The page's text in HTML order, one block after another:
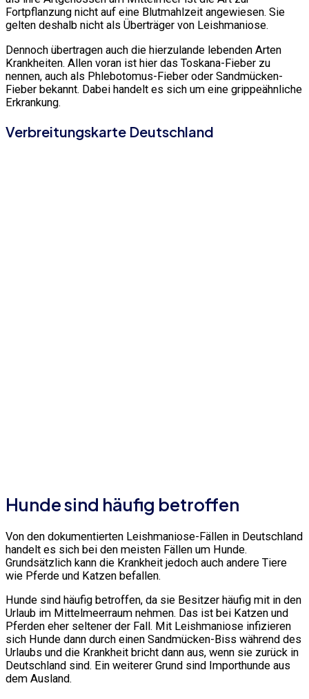
Fortpflanzung nicht auf eine Blutmahlzeit angewiesen. Sie
gelten deshalb nicht als Überträger von Leishmaniose.
Dennoch übertragen auch die hierzulande lebenden Arten
Krankheiten. Allen voran ist hier das Toskana-Fieber zu
nennen, auch als Phlebotomus-Fieber oder Sandmücken-
Fieber bekannt. Dabei handelt es sich um eine grippeähnliche
Erkrankung.
Verbreitungskarte Deutschland
Hunde sind häufig betroffen
Von den dokumentierten Leishmaniose-Fällen in Deutschland
handelt es sich bei den meisten Fällen um Hunde.
Grundsätzlich kann die Krankheit jedoch auch andere Tiere
wie Pferde und Katzen befallen.
Hunde sind häufig betroffen, da sie Besitzer häufig mit in den
Urlaub im Mittelmeerraum nehmen. Das ist bei Katzen und
Pferden eher seltener der Fall. Mit Leishmaniose infizieren
sich Hunde dann durch einen Sandmücken-Biss während des
Urlaubs und die Krankheit bricht dann aus, wenn sie zurück in
Deutschland sind. Ein weiterer Grund sind Importhunde aus
dem Ausland.